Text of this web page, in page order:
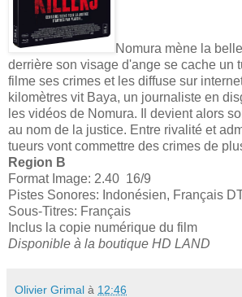
Nomura mène la
derrière son visage d'ange se cache un
filme ses crimes et les diffuse sur
kilomètres vit Baya, un journaliste en
les vidéos de Nomura. Il devient alors
au nom de la justice. Entre rivalité et
tueurs vont commettre des crimes de
Region B
Format Image: 2.40 16/9
Pistes Sonores: Indonésien, Français
Sous-Titres: Français
Inclus la copie numérique du film
Disponible à la boutique HD LAND
Olivier Grimal à 12:46